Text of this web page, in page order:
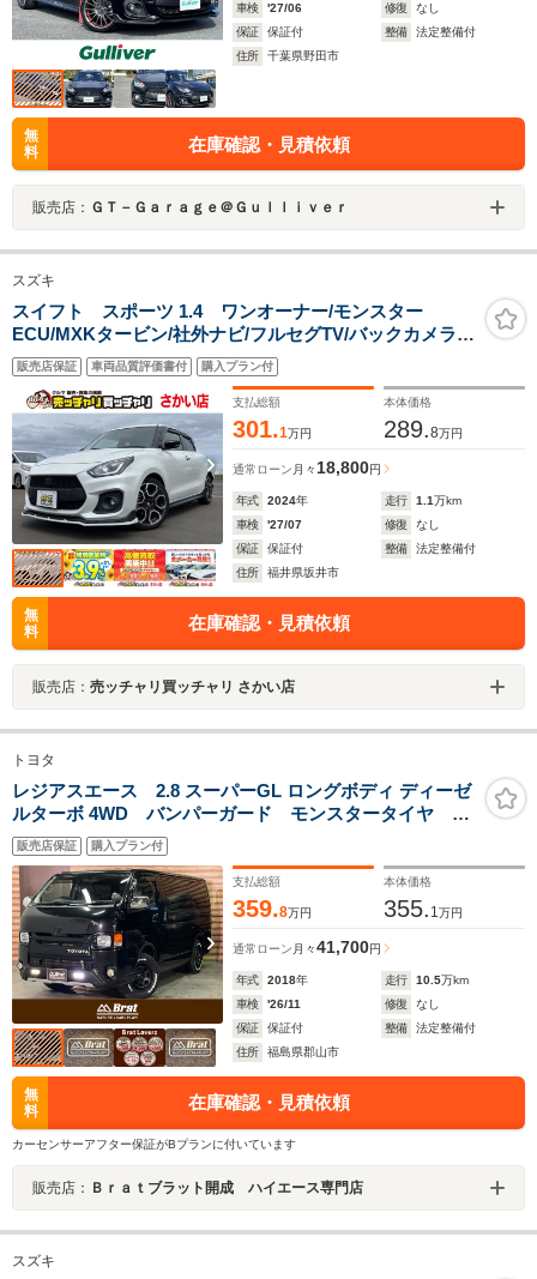
車検
'27/06 修復
なし
保証
保証付 整備
法定整備付
住所
千葉県野田市
無
料
在庫確認・見積依頼
販売店： ＧＴ－Ｇａｒａｇｅ＠Ｇｕｌｌｉｖｅｒ
スズキ
スイフト スポーツ 1.4 ワンオーナー/モンスター
ECU/MXKタービン/社外ナビ/フルセグTV/バックカメラ/
ドラレコ/ETC/コーナーセンサー/モンスタードアバイザ
ー/BSM/純正アルミホイール/衝突軽減ブレーキ/コーナー
センサー/スマートキー
販売店保証 車両品質評価書付 購入プラン付
支払総額
301.1万円
本体価格
289.8万円
通常ローン 月々 18,800円
年式 2024年 走行 1.1万km
車検
'27/07 修復
なし
保証
保証付 整備
法定整備付
住所
福井県坂井市
無
料
在庫確認・見積依頼
販売店： 売ッチャリ買ッチャリ さかい店
トヨタ
レジアスエース 2.8 スーパーGL ロングボディ ディーゼ
ルターボ 4WD バンパーガード モンスタータイヤ ル
ームランプスイッチ USB TOYOTAエンブレム ドラ
レコ 電動格納ミラー フロアマット ETC ベットキ
ット
販売店保証 購入プラン付
支払総額
359.8万円
本体価格
355. 1万円
通常ローン 月々41,700円
年式 2018年 走行 10.5万km
車検
'26/11 修復
なし
保証
保証付 整備
法定整備付
住所
福島県郡山市
無
料
在庫確認・見積依頼
カーセンサーアフター保証がBプランに付いています
販売店： Ｂｒａｔブラット開成 ハイエース専門店
スズキ